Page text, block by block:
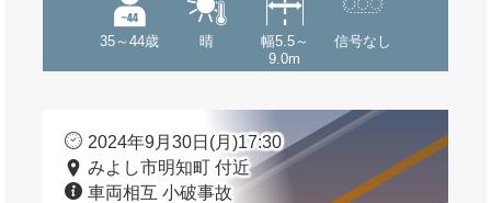
35～44歳 晴
幅5.5～
9.0m
信号なし
2024年9月30日(月)17:30
みよし市明知町 付近
車両相互 小破事故